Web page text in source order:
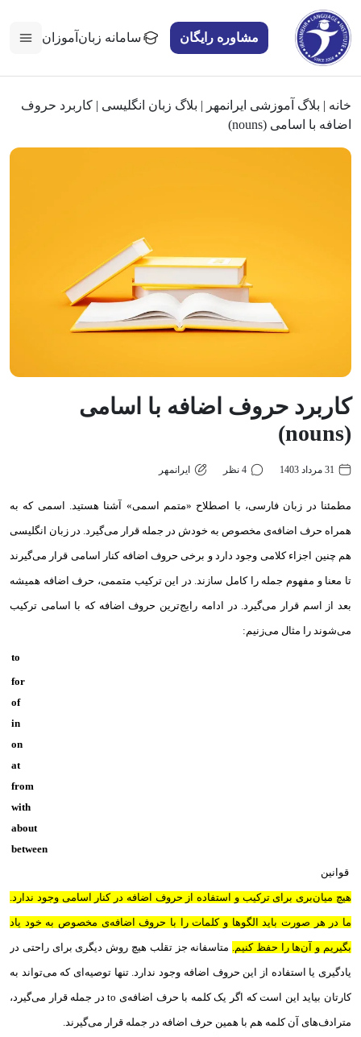
مشاوره رایگان سامانه زبان‌آموزان
خانه | بلاگ آموزشی ایرانمهر | بلاگ زبان انگلیسی | کاربرد حروف
اضافه با اسامی (nouns)
کاربرد حروف اضافه با اسامی
(nouns)
31 مرداد 1403 4 نظر ایرانمهر
مطمئنا در زبان فارسی، با اصطلاح «متمم اسمی» آشنا هستید. اسمی که به
همراه حرف اضافه‌ی مخصوص به خودش در جمله قرار می‌گیرد. در زبان انگلیسی
هم چنین اجزاء کلامی وجود دارد و برخی حروف اضافه کنار اسامی قرار می‌گیرند
تا معنا و مفهوم جمله را کامل سازند. در این ترکیب متممی، حرف اضافه همیشه
بعد از اسم قرار می‌گیرد. در ادامه رایج‌ترین حروف اضافه که با اسامی ترکیب
می‌شوند را مثال می‌زنیم:‌
to
for
of
in
on
at
from
with
about
between
قوانین
هیچ میان‌بری برای ترکیب و استفاده از حروف اضافه در کنار اسامی وجود ندارد.
ما در هر صورت باید الگوها و کلمات را با حروف اضافه‌ی مخصوص به خود یاد
بگیریم و آن‌ها را حفظ کنیم. متاسفانه جز تقلب هیچ روش دیگری برای راحتی در
یادگیری یا استفاده از این حروف اضافه وجود ندارد. تنها توصیه‌ای که می‌تواند به
کارتان بیاید این است که اگر یک کلمه با حرف اضافه‌ی to‌ در جمله قرار می‌گیرد،‌
مترادف‌های آن کلمه هم با همین حرف اضافه در جمله قرار می‌گیرند.